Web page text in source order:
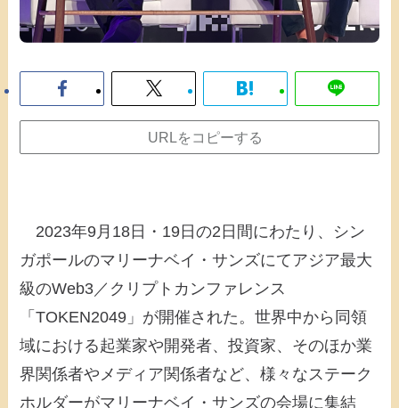
URLをコピーする
2023年9月18日・19日の2日間にわたり、シン
ガポールのマリーナベイ・サンズにてアジア最大
級のWeb3／クリプトカンファレンス
「TOKEN2049」が開催された。世界中から同領
域における起業家や開発者、投資家、そのほか業
界関係者やメディア関係者など、様々なステーク
ホルダーがマリーナベイ・サンズの会場に集結